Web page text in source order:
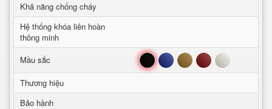
Khả năng chống cháy
Hệ thống khóa liên hoàn
thông minh
Mầu sắc
Đen Xanh Nâu Đỏ Trắng
Thương hiệu
Bảo hành